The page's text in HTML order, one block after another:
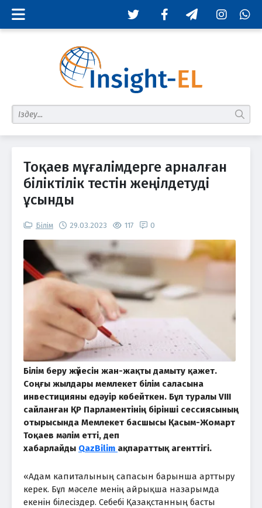
TwitterFacebookTelegramInstagram
табу
Тоқаев мұғалімдерге арналған
біліктілік тестін жеңілдетуді
ұсынды
Білім 29.03.2023 117 0
Білім беру жүйесін жан-жақты дамыту қажет.
Соңғы жылдары мемлекет білім саласына
инвестицияны едәуір көбейткен. Бұл туралы VIII
сайланған ҚР Парламентінің бірінші сессиясының
отырысында Мемлекет басшысы Қасым-Жомарт
Тоқаев мәлім етті, деп
хабарлайды QazBilim ақпараттық агенттігі.
«Адам капиталының сапасын барынша арттыру
керек. Бұл мәселе менің айрықша назарымда
екенін білесіздер. Себебі Қазақстанның басты